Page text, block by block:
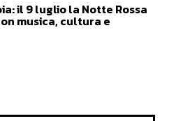
il 9 luglio la Notte Rossa
musica, cultura e